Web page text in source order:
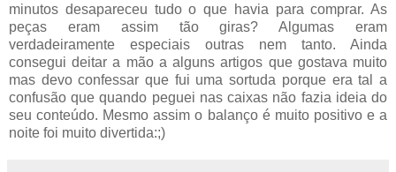
minutos desapareceu tudo o que havia para comprar. As
peças eram assim tão giras? Algumas eram
verdadeiramente especiais outras nem tanto. Ainda
consegui deitar a mão a alguns artigos que gostava muito
mas devo confessar que fui uma sortuda porque era tal a
confusão que quando peguei nas caixas não fazia ideia do
seu conteúdo. Mesmo assim o balanço é muito positivo e a
noite foi muito divertida:;)